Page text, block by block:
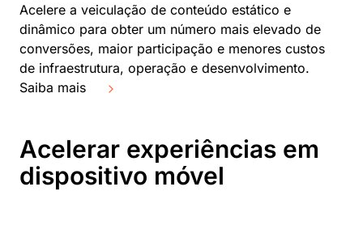
Acelere a veiculação de conteúdo estático e
dinâmico para obter um número mais elevado de
conversões, maior participação e menores custos
de infraestrutura, operação e desenvolvimento.
Saiba mais
Acelerar experiências em
dispositivo móvel